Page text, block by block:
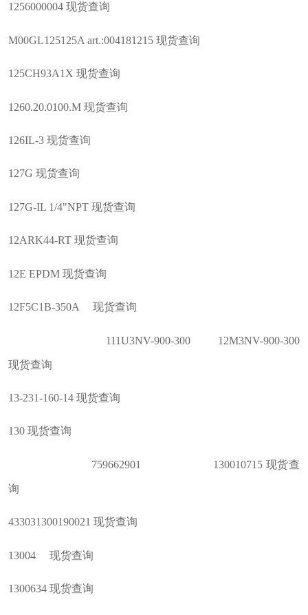
1256000004 现货查询
M00GL125125A art.:004181215 现货查询
125CH93A1X 现货查询
1260.20.0100.M 现货查询
126IL-3 现货查询
127G 现货查询
127G-IL 1/4"NPT 现货查询
12ARK44-RT 现货查询
12E EPDM 现货查询
12F5C1B-350A 现货查询
111U3NV-900-300 12M3NV-900-300
现货查询
13-231-160-14 现货查询
130 现货查询
759662901 130010715 现货查
询
433031300190021 现货查询
13004 现货查询
1300634 现货查询